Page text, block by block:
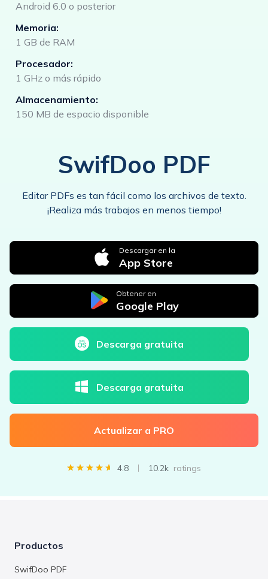
Android 6.0 o posterior
Memoria:
1 GB de RAM
Procesador:
1 GHz o más rápido
Almacenamiento:
150 MB de espacio disponible
SwifDoo PDF
Editar PDFs es tan fácil como los archivos de texto.
¡Realiza más trabajos en menos tiempo!
Descargar en la
App Store
Obtener en
Google Play
Descarga gratuita
Descarga gratuita
Actualizar a PRO
4.8 10.2k ratings
Productos
SwifDoo PDF